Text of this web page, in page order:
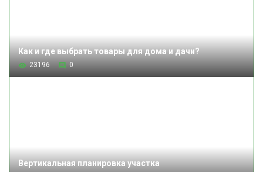
Как и где выбрать товары для дома и дачи?
23196 0
Вертикальная планировка участка